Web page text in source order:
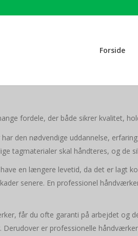
Forside
fordele, der både sikrer kvalitet,
den nødvendige uddannelse,
tagmaterialer skal håndteres, og de
en længere levetid, da det er lagt
senere. En professionel
får du ofte garanti på arbejdet og
er professionelle